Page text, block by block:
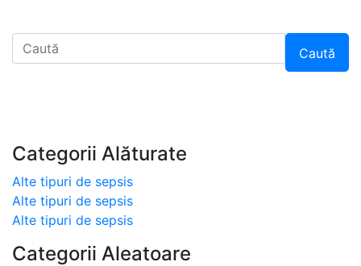
Caută
Categorii Alăturate
Alte tipuri de sepsis
Alte tipuri de sepsis
Alte tipuri de sepsis
Categorii Aleatoare